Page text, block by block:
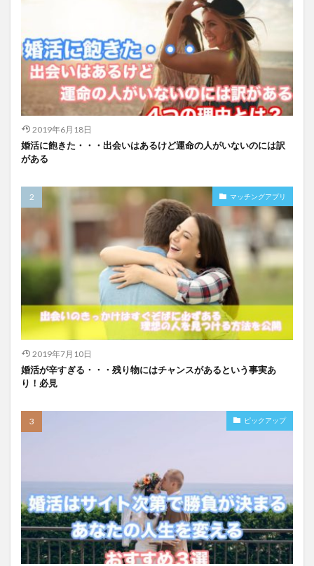
2019年6月18日
婚活に飽きた・・・出会いはあるけど運命の人がいないのには訳
がある
マッチングアプリ
2019年7月10日
婚活が辛すぎる・・・残り物にはチャンスがあるという事実あ
り！必見
ピックアップ